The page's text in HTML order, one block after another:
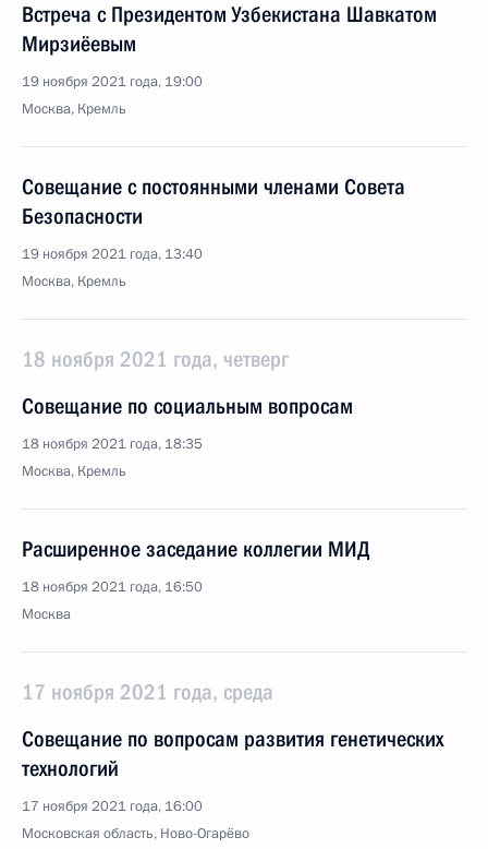
Встреча с Президентом Узбекистана Шавкатом
Мирзиёевым
19 ноября 2021 года, 19:00
Москва, Кремль
Совещание с постоянными членами Совета
Безопасности
19 ноября 2021 года, 13:40
Москва, Кремль
18 ноября 2021 года, четверг
Совещание по социальным вопросам
18 ноября 2021 года, 18:35
Москва, Кремль
Расширенное заседание коллегии МИД
18 ноября 2021 года, 16:50
Москва
17 ноября 2021 года, среда
Совещание по вопросам развития генетических
технологий
17 ноября 2021 года, 16:00
Московская область, Ново-Огарёво